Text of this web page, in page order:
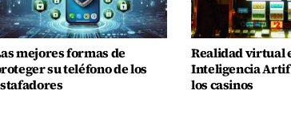
mejores formas de
su teléfono de los
Realidad virtual
Inteligencia
los casinos